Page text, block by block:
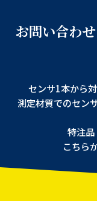
お問い合わ
センサ1本から
測定材質でのセン
特注
こちら